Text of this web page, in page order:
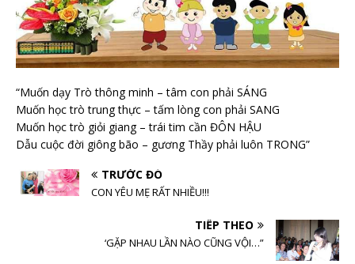
“Muốn dạy Trò thông minh – tâm con phải SÁNG
Muốn học trò trung thực – tấm lòng con phải SANG
Muốn học trò giỏi giang – trái tim cần ĐÔN HẬU
Dẫu cuộc đời giông bão – gương Thầy phải luôn TRONG”
TRƯỚC ĐÓ
CON YÊU MẸ RẤT NHIỀU!!!
TIẾP THEO
‘GẶP NHAU LẦN NÀO CŨNG VỘI…”